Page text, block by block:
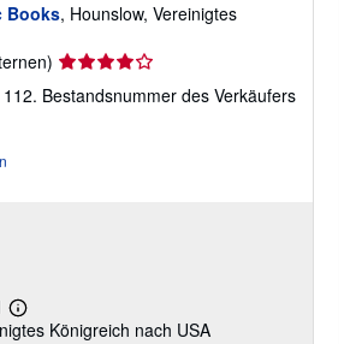
Books, Hounslow, Vereinigtes
Verkäuferbewertung
von
Bestandsnummer des Verkäufers
Weitere
Informationen
Königreich nach USA